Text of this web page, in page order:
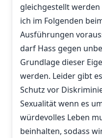
gleichgestellt
ich im Folgenden
Ausführungen
darf Hass gegen
Grundlage dieser
werden. Leider gibt
Schutz vor
Sexualität wenn es
würdevolles Leben
beinhalten, sodass